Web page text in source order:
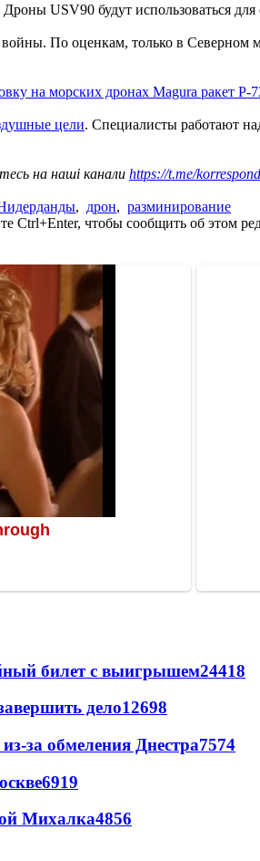
USV90 будут использоваться
По оценкам, только в Северном
на морских дронах Magura ракет Р-
цели. Специалисты работают
на наші канали https://t.me/
, дрон, разминирование
Ctrl+Enter, чтобы сообщить об этом
билет с выигрышем24418
дело12698
за обмеления Днестра7574
6919
Михалка4856